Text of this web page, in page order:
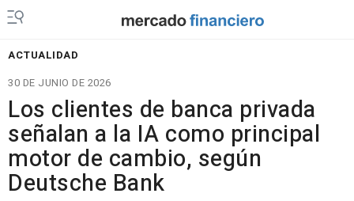
ACTUALIDAD
30 DE JUNIO DE 2026
Los clientes de banca privada
señalan a la IA como principal
motor de cambio, según
Deutsche Bank